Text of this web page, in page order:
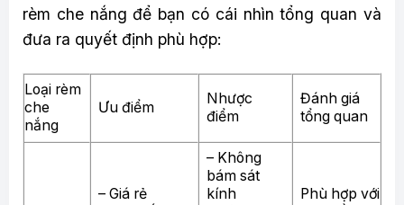
rèm che nắng để bạn có cái nhìn tổng quan và
đưa ra quyết định phù hợp:
Loại rèm
che
nắng
Ưu điểm
Nhược
điểm
Đánh giá
tổng quan
– Giá rẻ
– Không
bám sát
kính
Phù hợp với